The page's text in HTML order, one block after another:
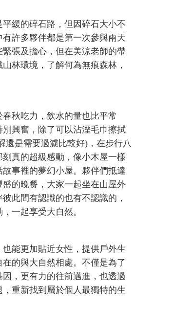
緩的碎石路，但因碎石大小不
許多夥伴都是第一次參與兩天
張及擔心，但在美涼老師的帶
林環境，了解何為無痕森林，
秋吃力，飲水的量也比平常
興奮，除了可以沾溼毛巾擦拭
還是需要過濾比較好)，在步行八
真的超級感動，像小木屋一樣
事裡的夢幻小屋。夥伴們抵達
的晚餐，大家一起坐在山屋外
此間有認識的也有不認識的，
一起享受大自然。
能更加貼近女性，提供戶外生
的與大自然相處。不僅是為了
，更有力的往前邁進，也透過
重新找到屬於個人最獨特的生